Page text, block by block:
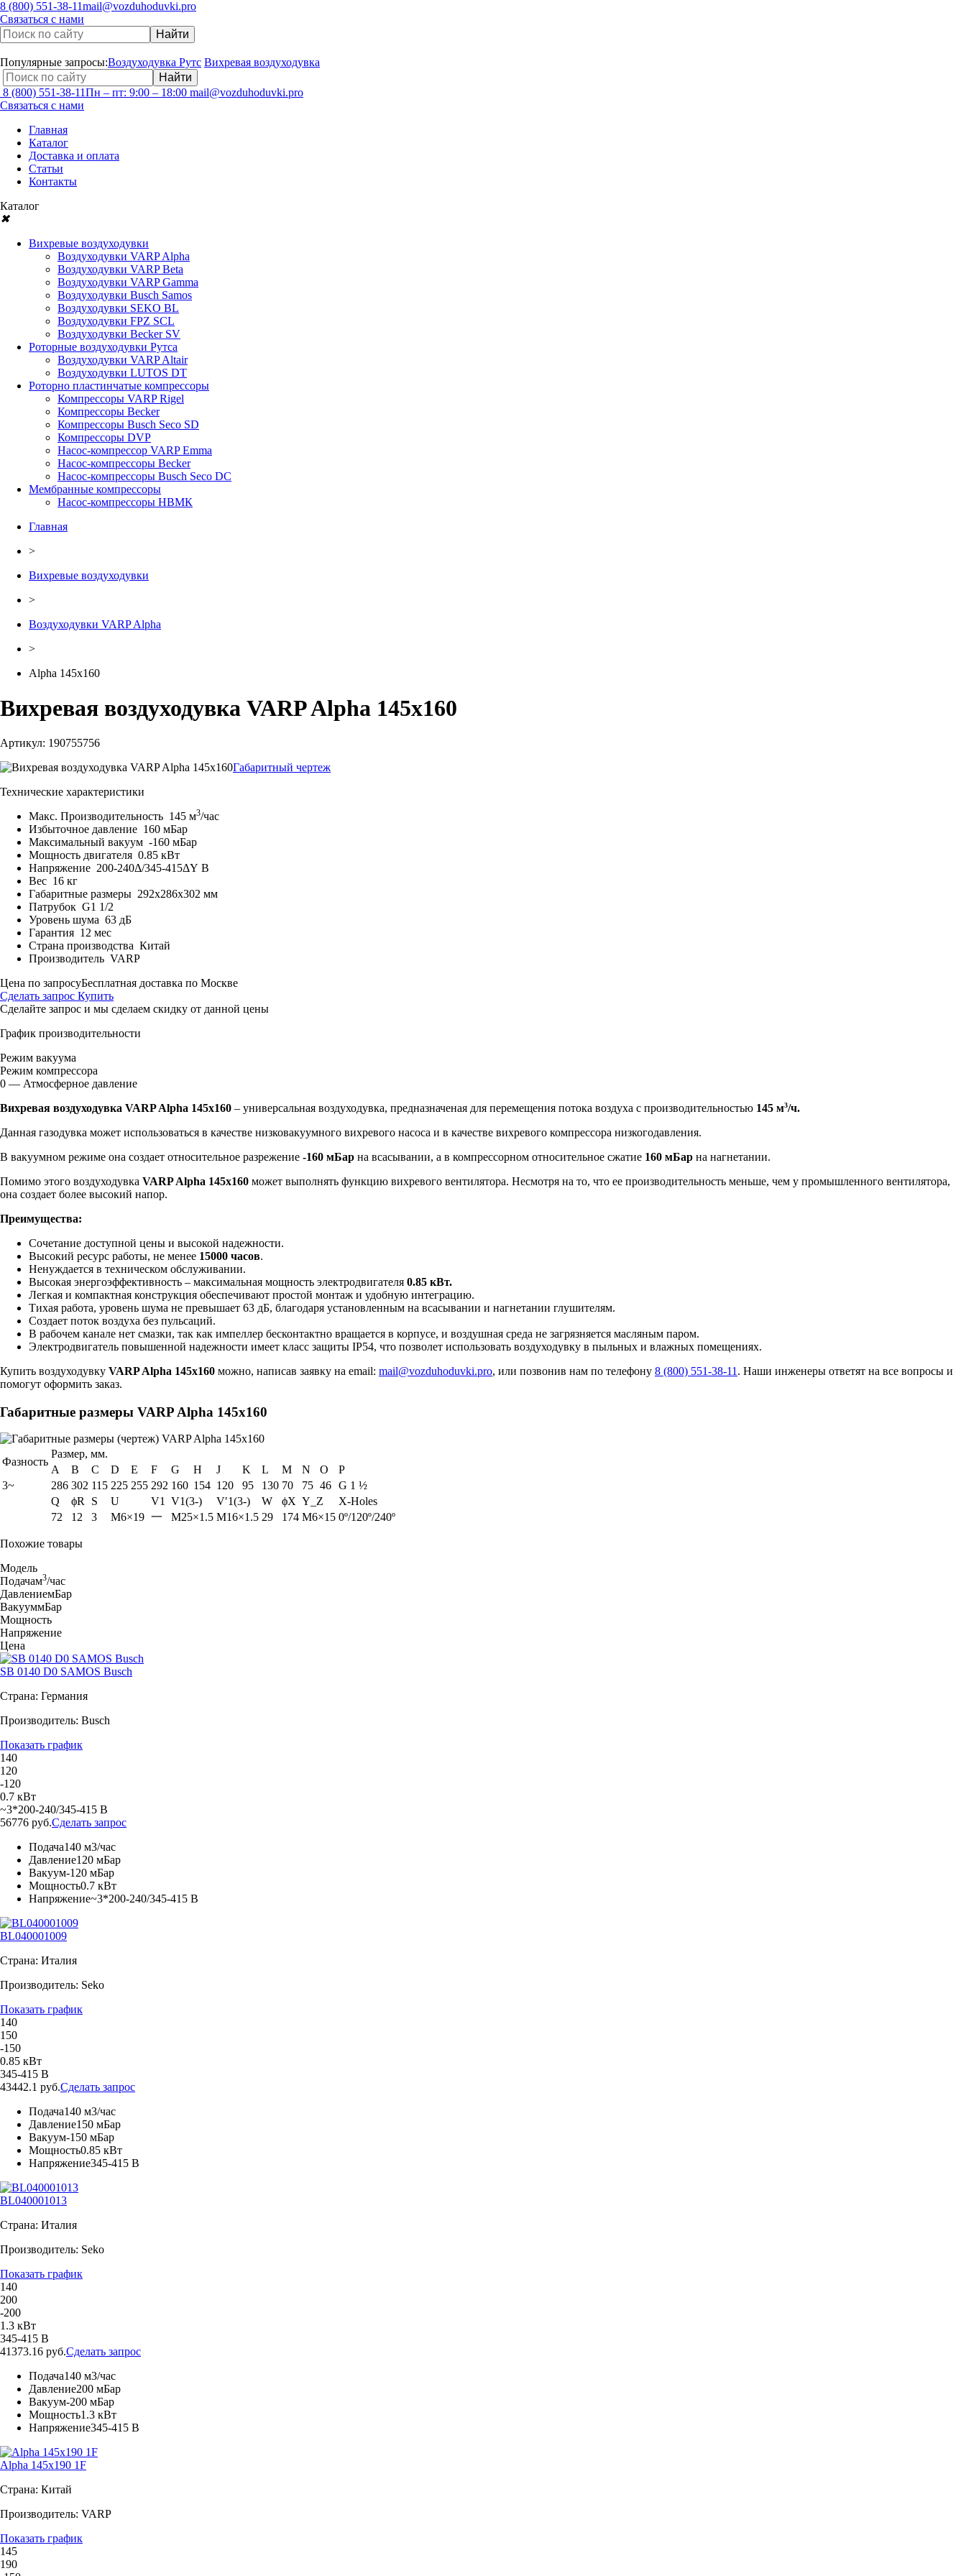
8 (800) 551-38-11mail@vozduhoduvki.pro
Связаться с нами
Популярные запросы:Воздуходувка Рутс Вихревая воздуходувка
8 (800) 551-38-11Пн – пт: 9:00 – 18:00 mail@vozduhoduvki.pro
Связаться с нами
Главная
Каталог
Доставка и оплата
Статьи
Контакты
Каталог
✖
Вихревые воздуходувки
Воздуходувки VARP Alpha
Воздуходувки VARP Beta
Воздуходувки VARP Gamma
Воздуходувки Busch Samos
Воздуходувки SEKO BL
Воздуходувки FPZ SCL
Воздуходувки Becker SV
Роторные воздуходувки Рутса
Воздуходувки VARP Altair
Воздуходувки LUTOS DT
Роторно пластинчатые компрессоры
Компрессоры VARP Rigel
Компрессоры Becker
Компрессоры Busch Seco SD
Компрессоры DVP
Насос-компрессор VARP Emma
Насос-компрессоры Becker
Насос-компрессоры Busch Seco DC
Мембранные компрессоры
Насос-компрессоры НВМК
Главная
>
Вихревые воздуходувки
>
Воздуходувки VARP Alpha
>
Alpha 145x160
Вихревая воздуходувка VARP Alpha 145x160
Артикул: 190755756
Габаритный чертеж
Технические характеристики
Макс. Производительность 145 м3/час
Избыточное давление 160 мБар
Максимальный вакуум -160 мБар
Мощность двигателя 0.85 кВт
Напряжение 200-240Δ/345-415ΔY В
Вес 16 кг
Габаритные размеры 292x286x302 мм
Патрубок G1 1/2
Уровень шума 63 дБ
Гарантия 12 мес
Страна производства Китай
Производитель VARP
Цена по запросуБесплатная доставка по Москве
Сделать запрос Купить
Сделайте запрос и мы сделаем скидку от данной цены
График производительности
Режим вакуума
Режим компрессора
0 — Атмосферное давление
Вихревая воздуходувка VARP Alpha 145x160 – универсальная воздуходувка, предназначеная для перемещения потока воздуха с производительностью 145 м3/ч.
Данная газодувка может использоваться в качестве низковакуумного вихревого насоса и в качестве вихревого компрессора низкогодавления.
В вакуумном режиме она создает относительное разрежение -160 мБар на всасывании, а в компрессорном относительное сжатие 160 мБар на нагнетании.
Помимо этого воздуходувка VARP Alpha 145x160 может выполнять функцию вихревого вентилятора. Несмотря на то, что ее производительность меньше, чем у промышленного вентилятора,
она создает более высокий напор.
Преимущества:
Сочетание доступной цены и высокой надежности.
Высокий ресурс работы, не менее 15000 часов.
Ненуждается в техническом обслуживании.
Высокая энергоэффективность – максимальная мощность электродвигателя 0.85 кВт.
Легкая и компактная конструкция обеспечивают простой монтаж и удобную интеграцию.
Тихая работа, уровень шума не превышает 63 дБ, благодаря установленным на всасывании и нагнетании глушителям.
Создает поток воздуха без пульсаций.
В рабочем канале нет смазки, так как импеллер бесконтактно вращается в корпусе, и воздушная среда не загрязняется масляным паром.
Электродвигатель повышенной надежности имеет класс защиты IP54, что позволет использовать воздуходувку в пыльных и влажных помещениях.
Купить воздуходувку VARP Alpha 145x160 можно, написав заявку на email: mail@vozduhoduvki.pro, или позвонив нам по телефону 8 (800) 551-38-11 . Наши инженеры ответят на все вопросы и
помогут оформить заказ.
Габаритные размеры VARP Alpha 145x160
Фазность
Размер, мм.
A
B C D E F G H J K L M N O
P
3~
286 302 115 225 255 292 160 154 120 95 130 70 75 46 G 1 ½
Q
ϕR S U V1 V1(3-) V′1(3-) W ϕX Y_Z
X-Holes
72
12 3 M6×19 一 M25×1.5 M16×1.5 29 174 M6×15 0º/120º/240º
Похожие товары
Модель
Подачам3/час
ДавлениемБар
ВакууммБар
Мощность
Напряжение
Цена
SB 0140 D0 SAMOS Busch
Страна: Германия
Производитель: Busch
Показать график
140
120
-120
0.7 кВт
~3*200-240/345-415 В
56776 руб.Сделать запрос
Подача140 м3/час
Давление120 мБар
Вакуум-120 мБар
Мощность0.7 кВт
Напряжение~3*200-240/345-415 В
BL040001009
Страна: Италия
Производитель: Seko
Показать график
140
150
-150
0.85 кВт
345-415 В
43442.1 руб.Сделать запрос
Подача140 м3/час
Давление150 мБар
Вакуум-150 мБар
Мощность0.85 кВт
Напряжение345-415 В
BL040001013
Страна: Италия
Производитель: Seko
Показать график
140
200
-200
1.3 кВт
345-415 В
41373.16 руб.Сделать запрос
Подача140 м3/час
Давление200 мБар
Вакуум-200 мБар
Мощность1.3 кВт
Напряжение345-415 В
Alpha 145x190 1F
Страна: Китай
Производитель: VARP
Показать график
145
190